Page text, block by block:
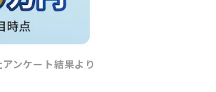
ンケート結果より